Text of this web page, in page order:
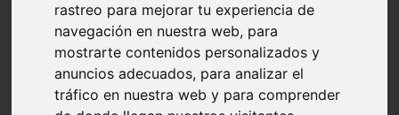
rastreo para mejorar tu experiencia de
navegación en nuestra web, para
mostrarte contenidos personalizados y
anuncios adecuados, para analizar el
tráfico en nuestra web y para comprender
Asturias - oviedo
Cádiz - el-puerto-de-santa-maría
Asturias - aller
álava - vitoria-gasteiz
Málaga - marbella
Zaragoza - zaragoza